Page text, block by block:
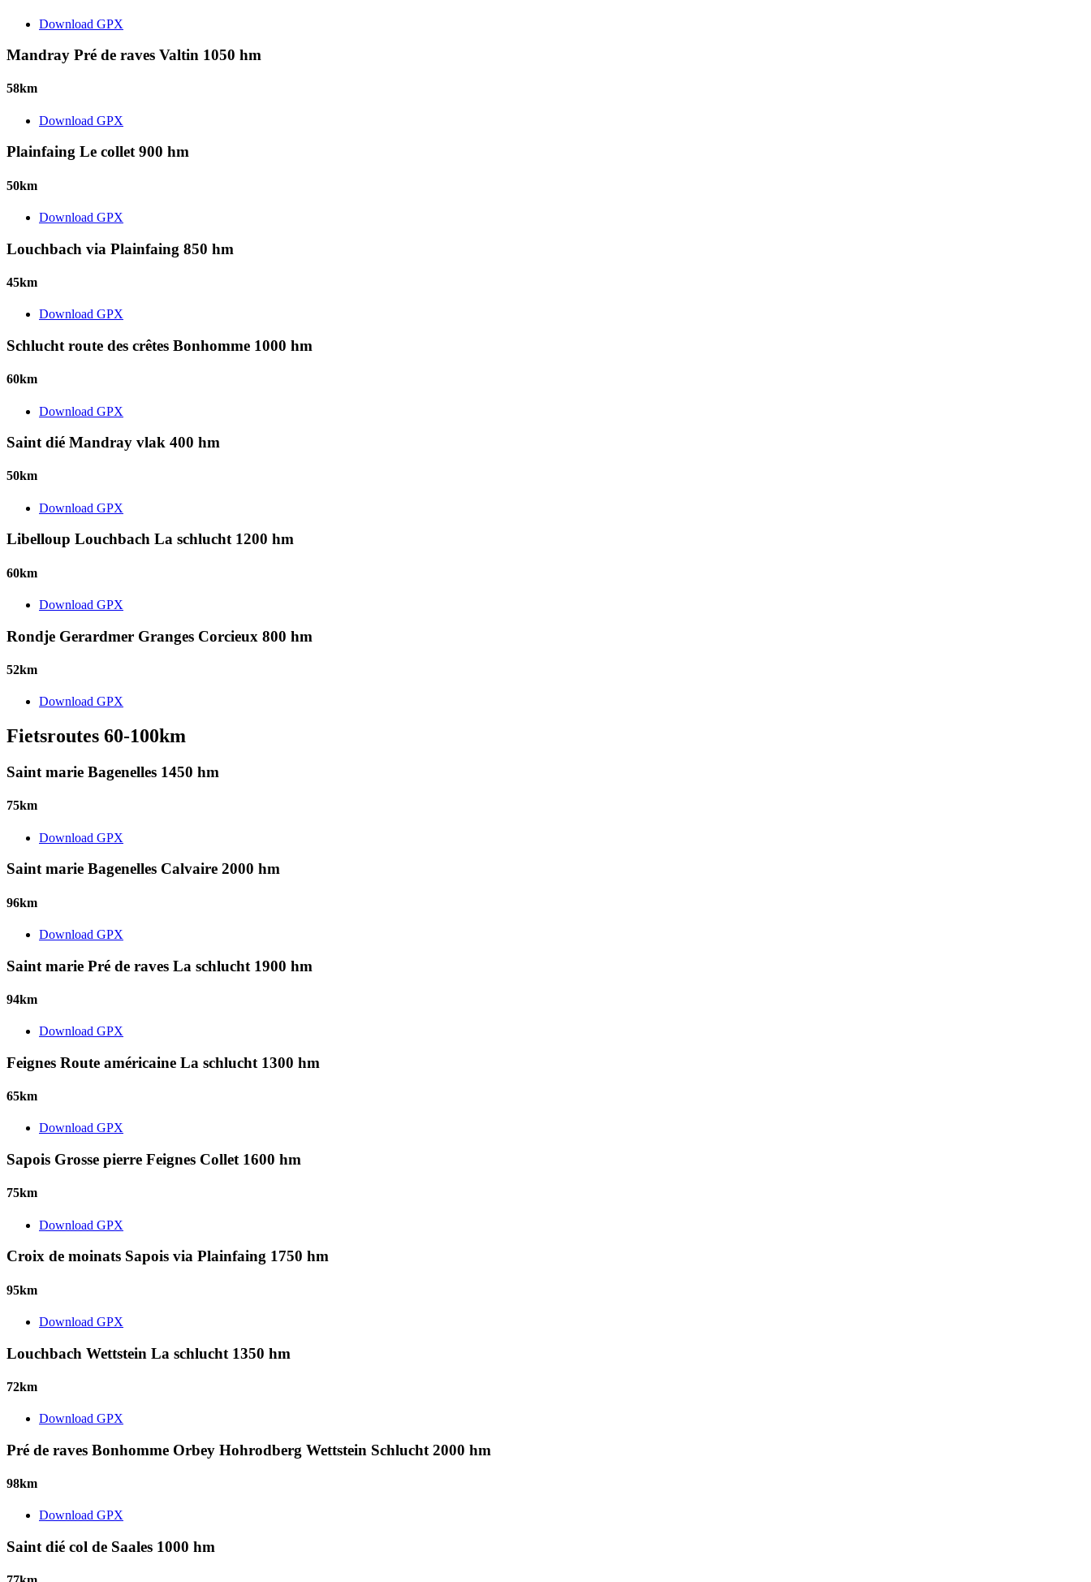
Download GPX
Mandray Pré de raves Valtin 1050 hm
58km
Download GPX
Plainfaing Le collet 900 hm
50km
Download GPX
Louchbach via Plainfaing 850 hm
45km
Download GPX
Schlucht route des crêtes Bonhomme 1000 hm
60km
Download GPX
Saint dié Mandray vlak 400 hm
50km
Download GPX
Libelloup Louchbach La schlucht 1200 hm
60km
Download GPX
Rondje Gerardmer Granges Corcieux 800 hm
52km
Download GPX
Fietsroutes 60-100km
Saint marie Bagenelles 1450 hm
75km
Download GPX
Saint marie Bagenelles Calvaire 2000 hm
96km
Download GPX
Saint marie Pré de raves La schlucht 1900 hm
94km
Download GPX
Feignes Route américaine La schlucht 1300 hm
65km
Download GPX
Sapois Grosse pierre Feignes Collet 1600 hm
75km
Download GPX
Croix de moinats Sapois via Plainfaing 1750 hm
95km
Download GPX
Louchbach Wettstein La schlucht 1350 hm
72km
Download GPX
Pré de raves Bonhomme Orbey Hohrodberg Wettstein Schlucht 2000 hm
98km
Download GPX
Saint dié col de Saales 1000 hm